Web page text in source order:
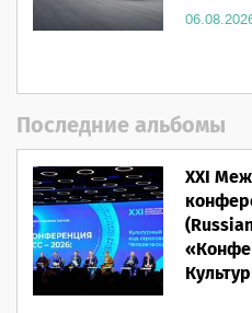
Последние альбомы
XXI